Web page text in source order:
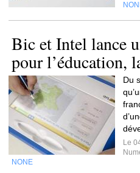
Bic et Intel lance
pour l’éducation,
Du
Le
NONE